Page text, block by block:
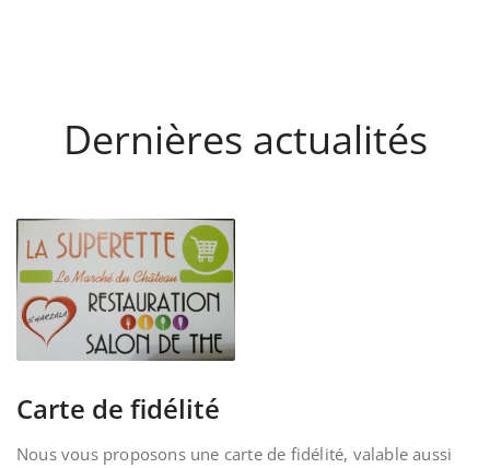
Dernières actualités
Carte de fidélité
Nous vous proposons une carte de fidélité, valable aussi